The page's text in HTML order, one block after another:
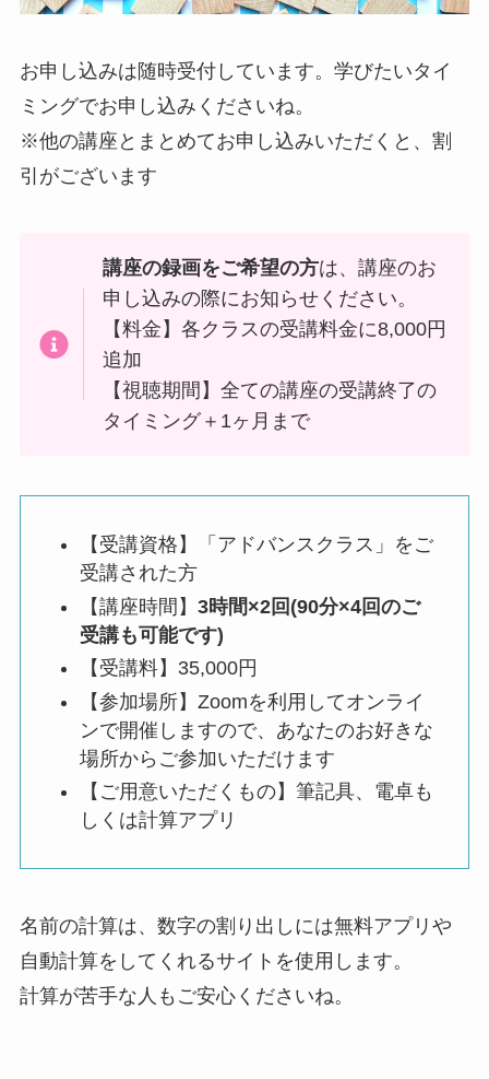
お申し込みは随時受付しています。学びたいタイ
ミングでお申し込みくださいね。
※他の講座とまとめてお申し込みいただくと、割
引がございます
講座の録画をご希望の方は、講座のお
申し込みの際にお知らせください。
【料金】各クラスの受講料金に8,000円
追加
【視聴期間】全ての講座の受講終了の
タイミング＋1ヶ月まで
【受講資格】「アドバンスクラス」をご
受講された方
【講座時間】 3時間×2回(90分×4回のご
受講も可能です)
【受講料】35,000円
【参加場所】Zoomを利用してオンライ
ンで開催しますので、あなたのお好きな
場所からご参加いただけます
【ご用意いただくもの】筆記具、電卓も
しくは計算アプリ
名前の計算は、数字の割り出しには無料アプリや
自動計算をしてくれるサイトを使用します。
計算が苦手な人もご安心くださいね。